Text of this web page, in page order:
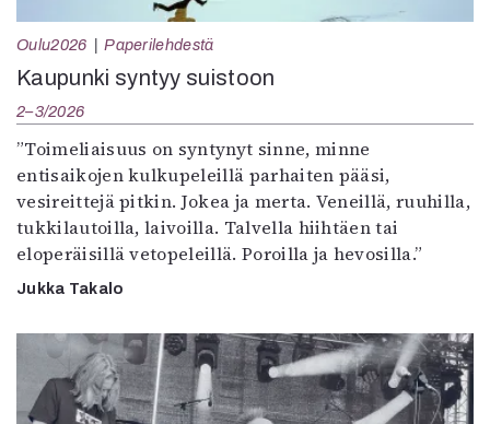
Oulu2026 Paperilehdestä
Kaupunki syntyy suistoon
2–3/2026
”Toimeliaisuus on syntynyt sinne, minne
entisaikojen kulkupeleillä parhaiten pääsi,
vesireittejä pitkin. Jokea ja merta. Veneillä, ruuhilla,
tukkilautoilla, laivoilla. Talvella hiihtäen tai
eloperäisillä vetopeleillä. Poroilla ja hevosilla.”
Jukka Takalo